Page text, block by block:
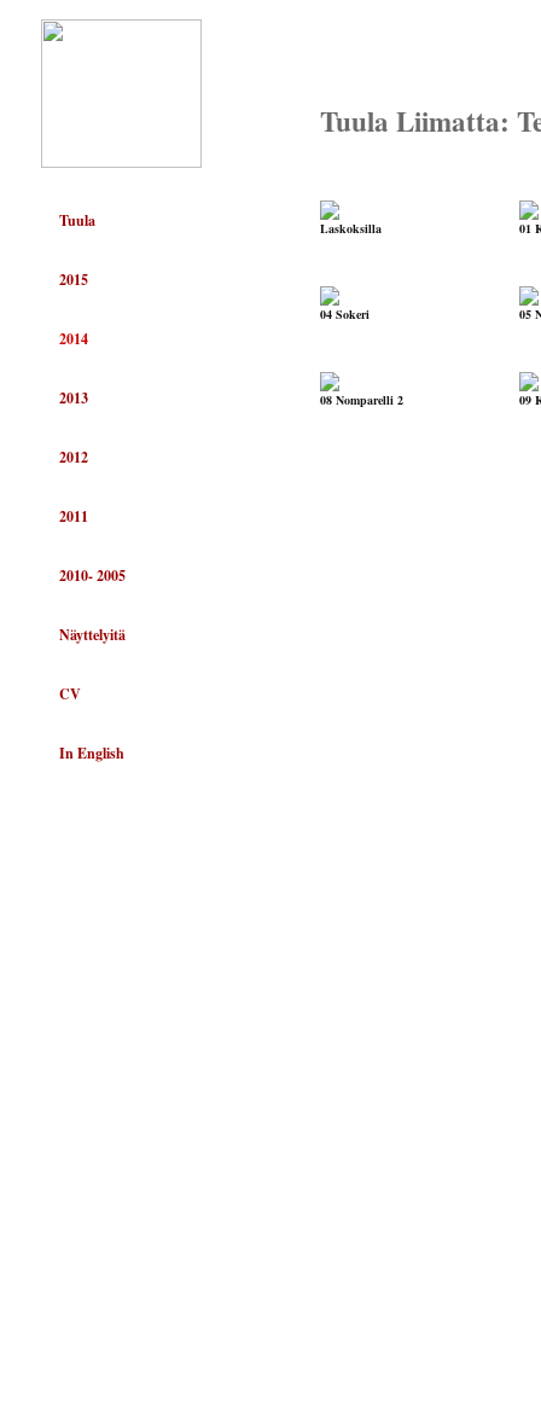
Tuula
2015
2014
2013
2012
2011
2010- 2005
Näyttelyitä
CV
In English
Tuula Liimatta:
Laskoksilla 01
04 Sokeri 05
08 Nomparelli 2 09